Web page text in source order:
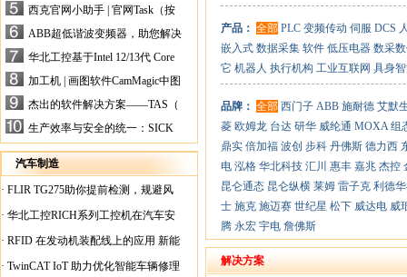
式I/O解决方案
西克官网小助手 | 官网Task（按
任务选型）更新预告
ABB超低谐波变频器，助您解决
电气设备运行难题！
华北工控基于Intel 12/13代 Core
的ATX-6159嵌入式主板，推进
机器人市场
加工机 | 画图软件CamMagic中图
层整合的问题
杰出的软件解决方案——TAS（
Turck Automation Suite）
生产效率与安全的统一：SICK
关于机器人技术传感器解决方案
的采访
汽车制造
· FLIR TG275助你提前检测，规避风
险！
· 华北工控RICH系列工控机在汽车安
全检测行业中的应用
· RFID 在发动机装配线上的应用 新能
源汽车爆炸频发？
· TwinCAT IoT 助力优化智能车辆修理
产品： 全部 PLC 变频传动 伺服 DCS
嵌入式 数据采集 软件 低压电器 数采
它 机器人 执行机构 工业互联网 具身
品牌： 全部 西门子 ABB 施耐德 艾默
菱 欧姆龙 台达 研华 威纶通 MOXA 组
鼎实 倍加福 波创 步科 丹佛斯 德力西
电 泓格 华北科技 汇川 惠丰 嘉兆 杰控
昆仑通态 昆仑纵横 莱姆 雷子克 利德
士 施克 施迈赛 世纪星 松下 威达电 威
腾 永宏 宇电 詹佛斯
解决方案